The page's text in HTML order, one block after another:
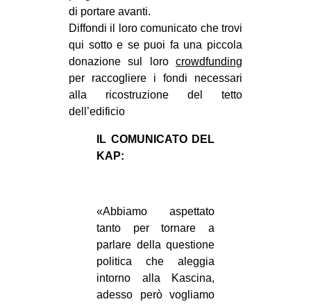
AMERICHE
ESTREMO ORIENTE
EUROPA
MEDIO ORIENTE
EVENTI
tw
bsky
di portare avanti.
Diffondi il loro comunicato che trovi
qui sotto e se puoi fa una piccola
donazione sul loro crowdfunding
per raccogliere i fondi necessari
alla ricostruzione del tetto
dell’edificio
IL COMUNICATO DEL
KAP:
«Abbiamo aspettato
tanto per tornare a
parlare della questione
politica che aleggia
intorno alla Kascina,
adesso però vogliamo